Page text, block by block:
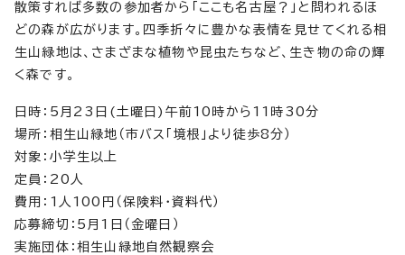
散策すれば多数の参加者から「ここも名古屋？」と問われるほ
どの森が広がります。四季折々に豊かな表情を見せてくれる相
生山緑地は、さまざまな植物や昆虫たちなど、生き物の命の輝
く森です。
日時：5月23日(土曜日)午前10時から11時30分
場所：相生山緑地（市バス「境根」より徒歩8分）
対象：小学生以上
定員：20人
費用：1人100円（保険料・資料代）
応募締切：5月1日（金曜日）
実施団体：相生山緑地自然観察会